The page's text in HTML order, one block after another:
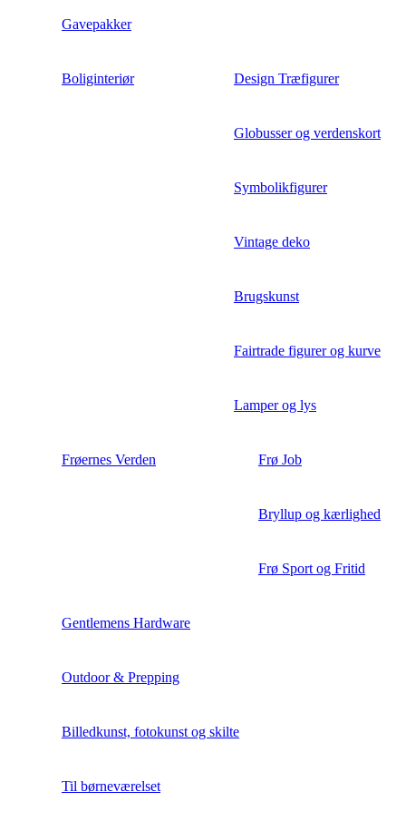
Gavepakker
Boliginteriør Design Træfigurer
Globusser og verdenskort
Symbolikfigurer
Vintage deko
Brugskunst
Fairtrade figurer og kurve
Lamper og lys
Frøernes Verden Frø Job
Bryllup og kærlighed
Frø Sport og Fritid
Gentlemens Hardware
Outdoor & Prepping
Billedkunst, fotokunst og skilte
Til børneværelset